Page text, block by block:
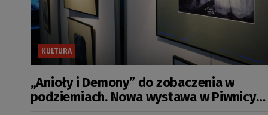
KULTURA
„Anioły i Demony” do zobaczenia w
podziemiach. Nowa wystawa w Piwnicy